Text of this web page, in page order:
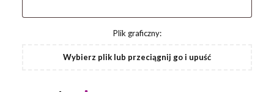
Plik graficzny:
Wybierz plik lub przeciągnij go i upuść